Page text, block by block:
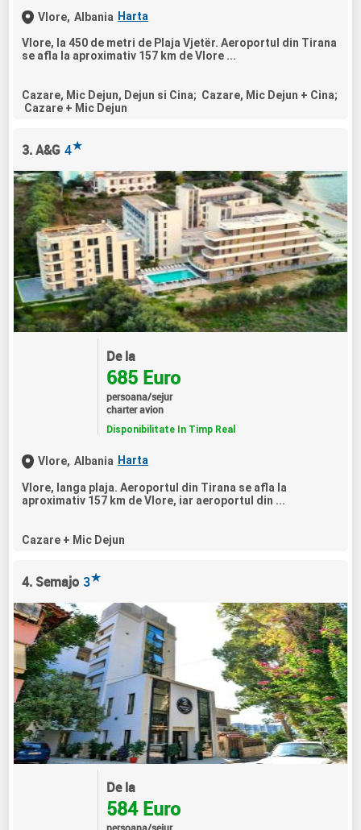
Vlore, Albania Harta
Vlore, la 450 de metri de Plaja Vjetër. Aeroportul din Tirana
se afla la aproximativ 157 km de Vlore ...
Cazare, Mic Dejun, Dejun si Cina; Cazare, Mic Dejun + Cina;
Cazare + Mic Dejun
3. A&G 4★
De la
685 Euro
persoana/sejur
charter avion
Disponibilitate In Timp Real
Vlore, Albania Harta
Vlore, langa plaja. Aeroportul din Tirana se afla la
aproximativ 157 km de Vlore, iar aeroportul din ...
Cazare + Mic Dejun
4. Semajo 3★
De la
584 Euro
persoana/sejur